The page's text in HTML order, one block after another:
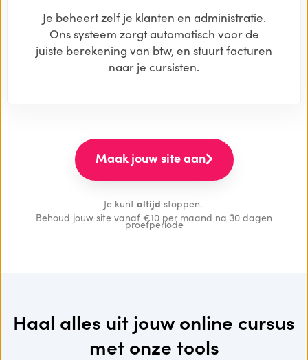
Je beheert zelf je klanten en administratie.
Ons systeem zorgt automatisch voor de
juiste berekening van btw, en stuurt facturen
naar je cursisten.
Maak jouw site aan
Je kunt altijd stoppen.
Behoud jouw site vanaf €10 per maand na 30 dagen
proefperiode
Haal alles uit jouw online cursus
met onze tools